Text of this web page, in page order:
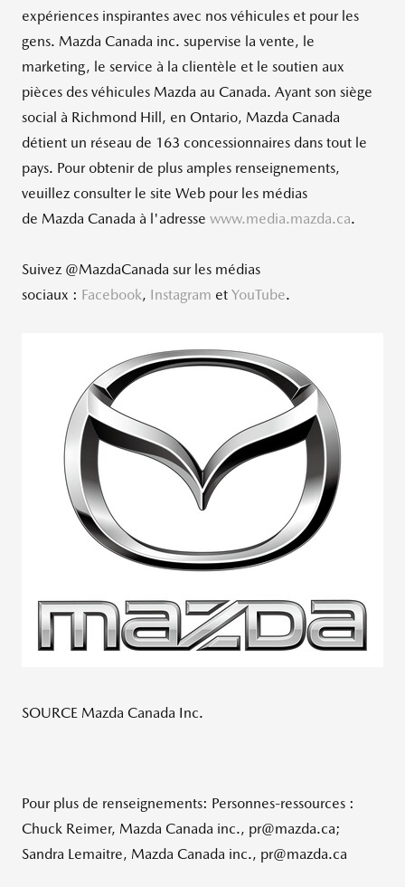
expériences inspirantes avec nos véhicules et pour les
gens. Mazda Canada inc. supervise la vente, le
marketing, le service à la clientèle et le soutien aux
pièces des véhicules Mazda au Canada. Ayant son siège
social à Richmond Hill, en Ontario, Mazda Canada
détient un réseau de 163 concessionnaires dans tout le
pays. Pour obtenir de plus amples renseignements,
veuillez consulter le site Web pour les médias
de Mazda Canada à l'adresse www.media.mazda.ca.
Suivez @MazdaCanada sur les médias
sociaux : Facebook, Instagram et YouTube.
SOURCE Mazda Canada Inc.
Pour plus de renseignements: Personnes-ressources :
Chuck Reimer, Mazda Canada inc., pr@mazda.ca;
Sandra Lemaitre, Mazda Canada inc., pr@mazda.ca